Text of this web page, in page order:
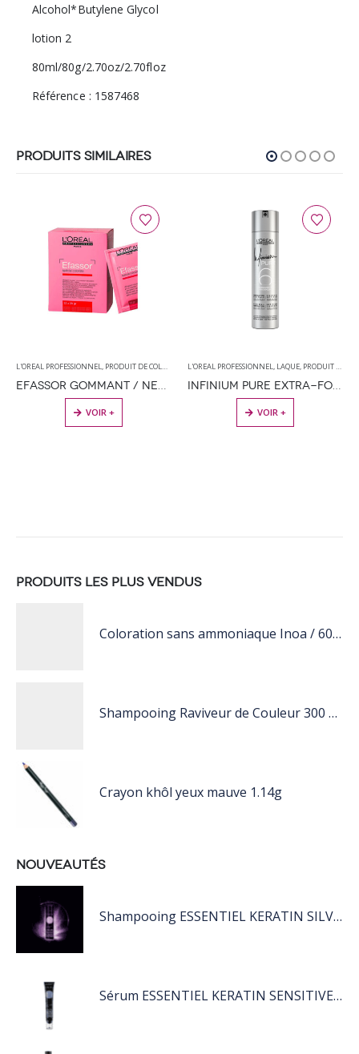
Alcohol*Butylene Glycol
lotion 2
80ml/80g/2.70oz/2.70floz
Référence : 1587468
PRODUITS SIMILAIRES
,PRODUITS DE COIFFURE,PRODUITS DÉCOLORANTS
L'OREAL PROFESSIONNEL, PRODUIT DE COLORATION ,PRODUITS DE COIFFURE,PRODUITS
EFASSOR GOMMANT / NETTOYANT MOUSSANT POUR COLORATION D’OXYDATION
VOIR +
L'OREAL PROFESSIONNEL, LAQUE, PRODUIT DE COIFFAGE
INFINIUM PURE EXTRA-FORTE
VOIR +
CE PRODUIT A PLUSIEURS VARIATIONS. LES OPTIONS PEUVENT ÊTRE CHOISIES SUR LA PAGE DU PRODUIT
PRODUITS LES PLUS VENDUS
Coloration sans ammoniaque Inoa / 60ML
Shampooing Raviveur de Couleur 300 ml Rose de Schwarzkopf Professional
Crayon khôl yeux mauve 1.14g
NOUVEAUTÉS
Shampooing ESSENTIEL KERATIN SILVER 250ML
Sérum ESSENTIEL KERATIN SENSITIVE 40 ML